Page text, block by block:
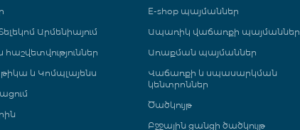
Արմենիայում
հաշվետվություններ
և Կոմպլայենս
E-shop պայմաններ
Ապառիկ վաճառքի պայմաններ
Առաքման պայմաններ
Վաճառքի և սպասարկման
կենտրոններ
Ծածկույթ
Բջջային ցանցի ծածկույթ